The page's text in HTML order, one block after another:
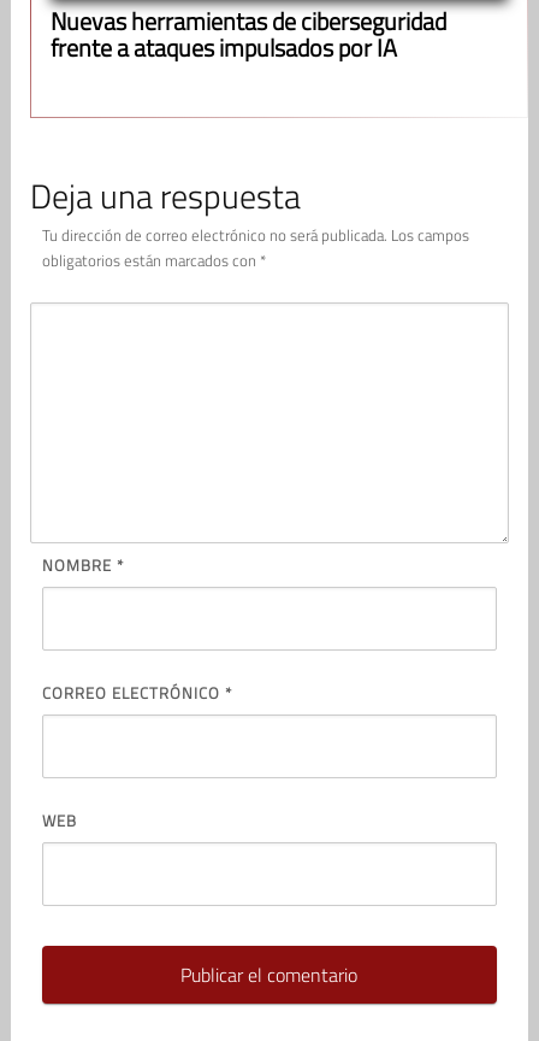
Nuevas herramientas de ciberseguridad
frente a ataques impulsados por IA
Deja una respuesta
Tu dirección de correo electrónico no será publicada. Los campos
obligatorios están marcados con *
NOMBRE *
CORREO ELECTRÓNICO *
WEB